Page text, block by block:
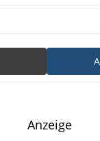
Anzeige